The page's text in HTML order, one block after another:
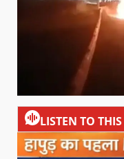
LISTEN TO THIS